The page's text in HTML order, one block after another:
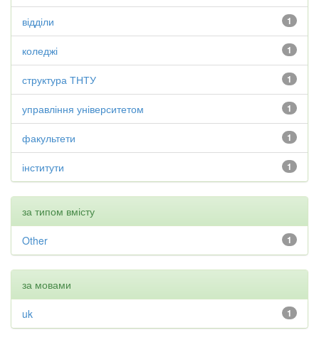
1
відділи
1
коледжі
1
структура ТНТУ
1
управління університетом
1
факультети
1
інститути
за типом вмісту
1
Other
за мовами
1
uk